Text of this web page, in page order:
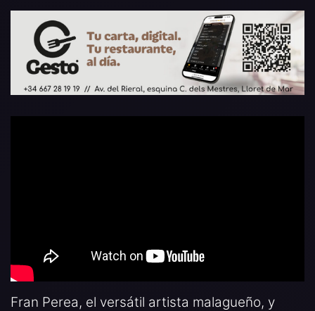
Fran Perea, el versátil artista malagueño, y